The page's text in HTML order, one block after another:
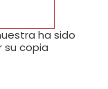
ha sido
su copia